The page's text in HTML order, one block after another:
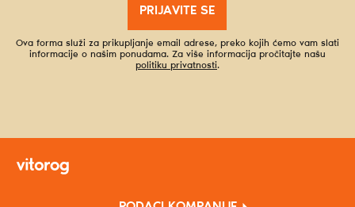
PRIJAVITE SE
Ova forma služi za prikupljanje email adrese, preko kojih ćemo vam slati
informacije o našim ponudama. Za više informacija pročitajte našu
politiku privatnosti.